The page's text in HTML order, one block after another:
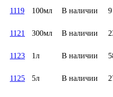
1119
100мл В наличии
1121 300мл В наличии
1123 1л В наличии
1125 5л В наличии